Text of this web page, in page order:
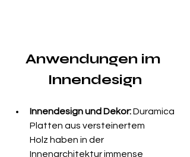
Anwendungen im
Innendesign
Innendesign und Dekor: Duramica
Platten aus versteinertem
Holz haben in der
Innenarchitektur immense